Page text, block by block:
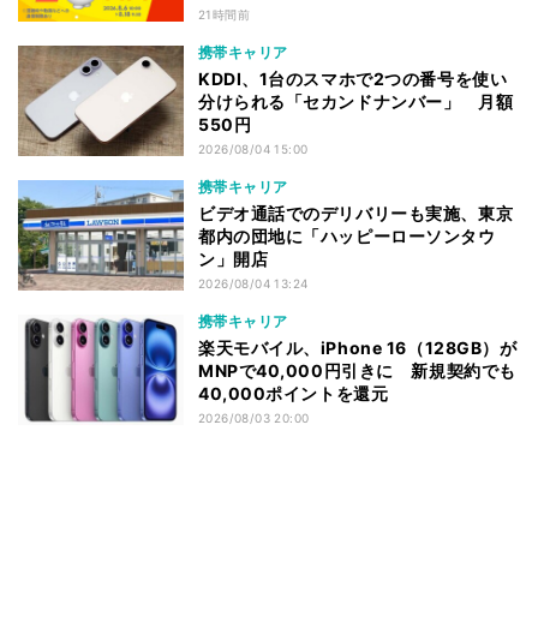
21時間前
携帯キャリア
KDDI、1台のスマホで2つの番号を使い
分けられる「セカンドナンバー」 月額
550円
2026/08/04 15:00
携帯キャリア
ビデオ通話でのデリバリーも実施、東京
都内の団地に「ハッピーローソンタウ
ン」開店
2026/08/04 13:24
携帯キャリア
楽天モバイル、iPhone 16（128GB）が
MNPで40,000円引きに 新規契約でも
40,000ポイントを還元
2026/08/03 20:00